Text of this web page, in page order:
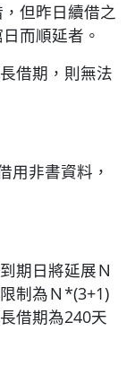
但昨日續借之
而順延者。
借期，則無法
用非書資料，
期日將延展Ｎ
制為Ｎ*(3+1)
借期為240天